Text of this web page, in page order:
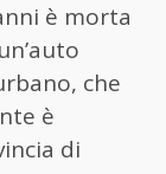
è morta
che
è
di